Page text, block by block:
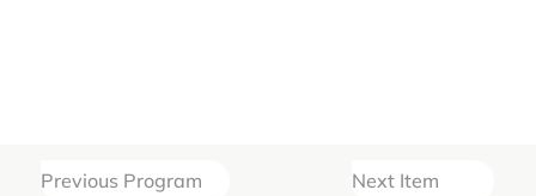
Previous Program Next Item